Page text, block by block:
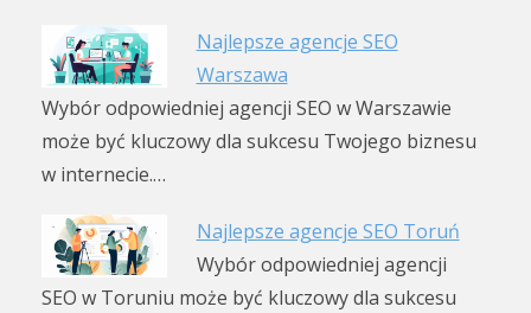
Najlepsze agencje SEO
Warszawa
Wybór odpowiedniej agencji SEO w Warszawie
może być kluczowy dla sukcesu Twojego biznesu
w internecie.…
Najlepsze agencje SEO Toruń
Wybór odpowiedniej agencji
SEO w Toruniu może być kluczowy dla sukcesu